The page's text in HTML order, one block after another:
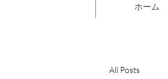
ホーム
All Posts